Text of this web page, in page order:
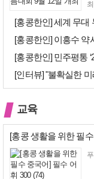
교육
[홍콩 생활을 위한 필